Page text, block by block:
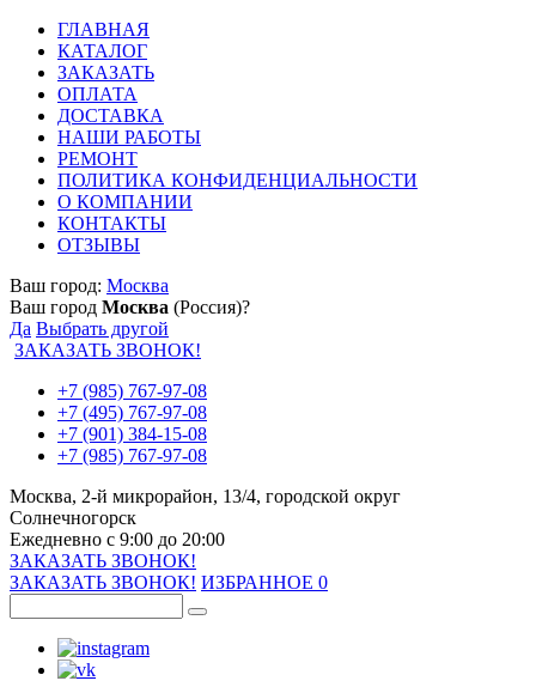
ГЛАВНАЯ
КАТАЛОГ
ЗАКАЗАТЬ
ОПЛАТА
ДОСТАВКА
НАШИ РАБОТЫ
РЕМОНТ
ПОЛИТИКА КОНФИДЕНЦИАЛЬНОСТИ
О КОМПАНИИ
КОНТАКТЫ
ОТЗЫВЫ
Ваш город: Москва
Ваш город Москва (Россия)?
Да Выбрать другой
ЗАКАЗАТЬ ЗВОНОК!
+7 (985) 767-97-08
+7 (495) 767-97-08
+7 (901) 384-15-08
+7 (985) 767-97-08
Москва, 2-й микрорайон, 13/4, городской округ
Солнечногорск
Ежедневно с 9:00 до 20:00
ЗАКАЗАТЬ ЗВОНОК!
ЗАКАЗАТЬ ЗВОНОК! ИЗБРАННОЕ 0